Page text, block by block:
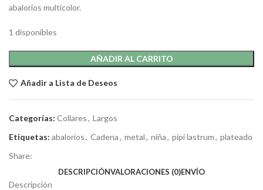
abalorios multicolor.
1 disponibles
AÑADIR AL CARRITO
Añadir a Lista de Deseos
Categorías: Collares, Largos
Etiquetas: abalorios, Cadena, metal, niña, pipi lastrum, plateado
Share:
DESCRIPCIÓNVALORACIONES (0)ENVÍO
Descripción